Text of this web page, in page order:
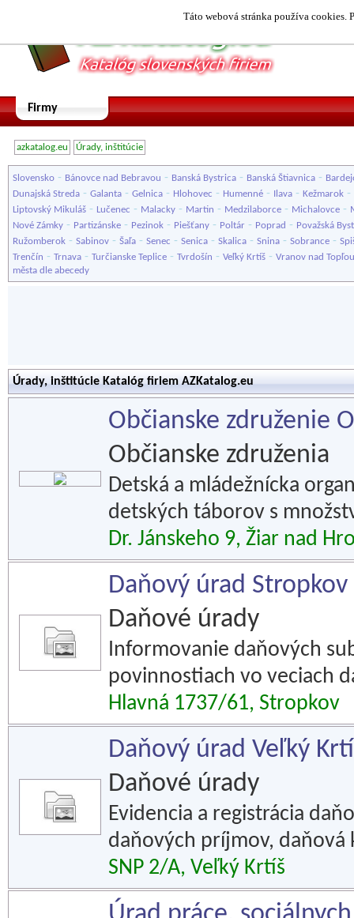
Táto webová stránka používa cookies.
Firmy
azkatalog.eu Úrady, inštitúcie
Slovensko - Bánovce nad Bebravou - Banská Bystrica - Banská Štiavnica -
Dunajská Streda - Galanta - Gelnica - Hlohovec - Humenné - Ilava - Kežmarok -
Liptovský Mikuláš - Lučenec - Malacky - Martin - Medzilaborce - Michalovce -
Nové Zámky - Partizánske - Pezinok - Piešťany - Poltár - Poprad - Považská
Ružomberok - Sabinov - Šaľa - Senec - Senica - Skalica - Snina - Sobrance -
Trenčín - Trnava - Turčianske Teplice - Tvrdošín - Veľký Krtíš - Vranov nad Topľou
města dle abecedy
Úrady, inštitúcie Katalóg firiem AZKatalog.eu
Občianske združenie
Občianske združenia
Detská a mládežnícka
detských táborov s
Dr. Jánskeho 9, Žiar nad
Daňový úrad Stropkov
Daňové úrady
Informovanie daňových
povinnostiach vo veciach
Hlavná 1737/61, Stropkov
Daňový úrad Veľký
Daňové úrady
Evidencia a registrácia
daňových príjmov, daňová
SNP 2/A, Veľký Krtíš